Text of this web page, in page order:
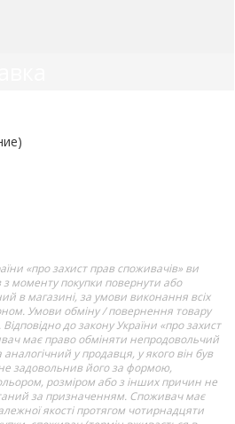
«про захист прав споживачів» ви
моменту покупки повернути або
в магазині, за умови виконання всіх
Умови обміну / повернення товару
до закону України «про захист
має право обміняти непродовольчий
аналогічний у продавця, у якого він був
задовольнив його за формою,
розміром або з інших причин не
за призначенням. Споживач має
якості протягом чотирнадцяти